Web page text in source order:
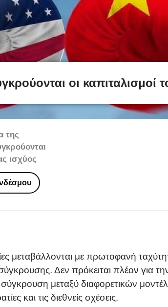
οι καπιταλισμοί
της
ισχύος
μεταβάλλονται με πρωτοφανή
Δεν πρόκειται πλέον για
μεταξύ διαφορετικών
και τις διεθνείς σχέσεις.